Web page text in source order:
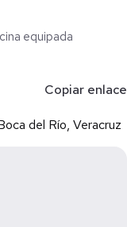
equipada
Copiar enlace
del Río, Veracruz